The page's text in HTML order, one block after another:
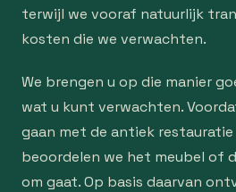
terwijl we vooraf natuurlijk
kosten die we verwachten.
We brengen u op die manier
wat u kunt verwachten.
gaan met de antiek
beoordelen we het meubel of
om gaat. Op basis daarvan